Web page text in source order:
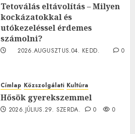
Tetoválás eltávolítás – Milyen
kockázatokkal és
utókezeléssel érdemes
számolni?
2026.AUGUSZTUS.04. KEDD.
0
Címlap Közszolgálati Kultúra
Hősök gyerekszemmel
2026.JÚLIUS.29. SZERDA. 0 0